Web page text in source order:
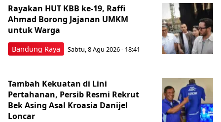
Bandung Raya
Rayakan HUT KBB ke-19, Raffi
Ahmad Borong Jajanan UMKM
untuk Warga
Sabtu, 8 Agu 2026 - 18:41
Tambah Kekuatan di Lini
Pertahanan, Persib Resmi Rekrut
Bek Asing Asal Kroasia Danijel
Loncar